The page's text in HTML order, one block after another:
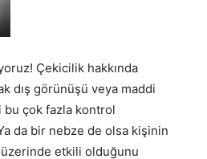
Çekicilik hakkında
dış görünüşü veya maddi
çok fazla kontrol
da bir nebze de olsa kişinin
etkili olduğunu